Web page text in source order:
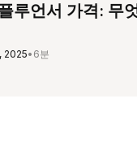
루언서 가격: 무
2025• 6분